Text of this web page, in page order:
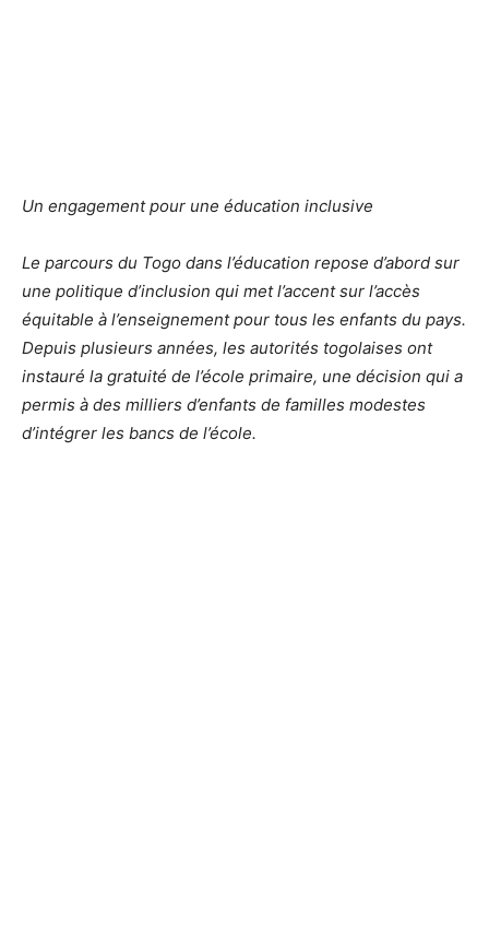
Un engagement pour une éducation inclusive
Le parcours du Togo dans l’éducation repose d’abord sur
une politique d’inclusion qui met l’accent sur l’accès
équitable à l’enseignement pour tous les enfants du pays.
Depuis plusieurs années, les autorités togolaises ont
instauré la gratuité de l’école primaire, une décision qui a
permis à des milliers d’enfants de familles modestes
d’intégrer les bancs de l’école.